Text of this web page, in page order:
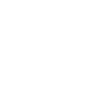
espèces et d'autres